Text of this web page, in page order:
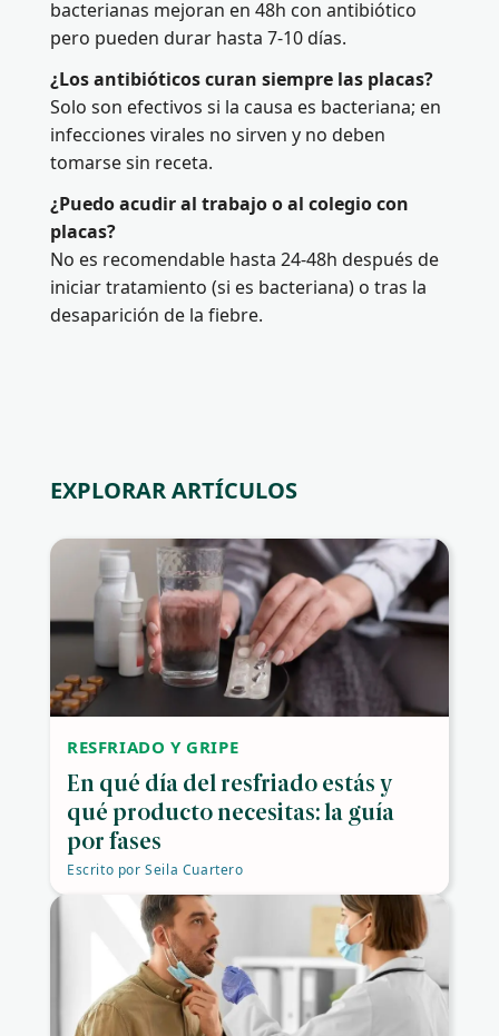
bacterianas mejoran en 48h con antibiótico
pero pueden durar hasta 7-10 días.
¿Los antibióticos curan siempre las placas?
Solo son efectivos si la causa es bacteriana; en
infecciones virales no sirven y no deben
tomarse sin receta.
¿Puedo acudir al trabajo o al colegio con
placas?
No es recomendable hasta 24-48h después de
iniciar tratamiento (si es bacteriana) o tras la
desaparición de la fiebre.
EXPLORAR ARTÍCULOS
RESFRIADO Y GRIPE
En qué día del resfriado estás y
qué producto necesitas: la guía
por fases
Escrito por Seila Cuartero